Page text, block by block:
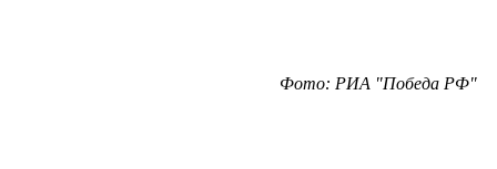
Фото: РИА "Победа РФ"